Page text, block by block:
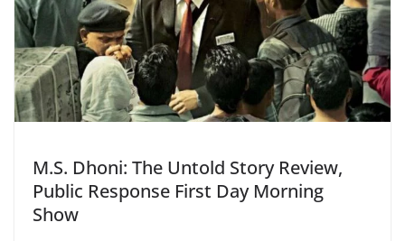
M.S. Dhoni: The Untold Story Review,
Public Response First Day Morning
Show